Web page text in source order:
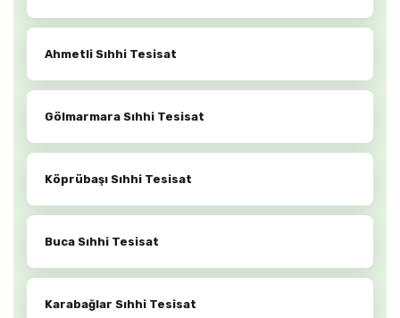
Ahmetli Sıhhi Tesisat
Gölmarmara Sıhhi Tesisat
Köprübaşı Sıhhi Tesisat
Buca Sıhhi Tesisat
Karabağlar Sıhhi Tesisat